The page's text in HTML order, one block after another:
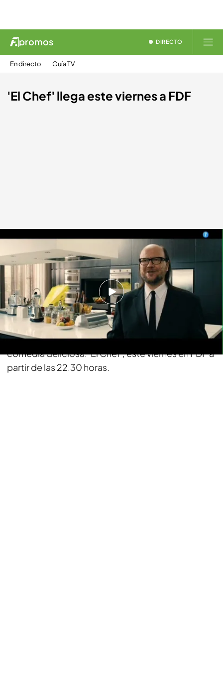
promos DIRECTO
En directo Guía TV
'El Chef' llega este viernes a FDF
fdf.es
28 MAR 2016 - 19:07h.
Compartir
Si mezclamos a un cocinero añejo con un pinche
muy ácido y un crítico picante, el resultado es una
comedia deliciosa. 'El Chef', este viernes en FDF a
partir de las 22.30 horas.